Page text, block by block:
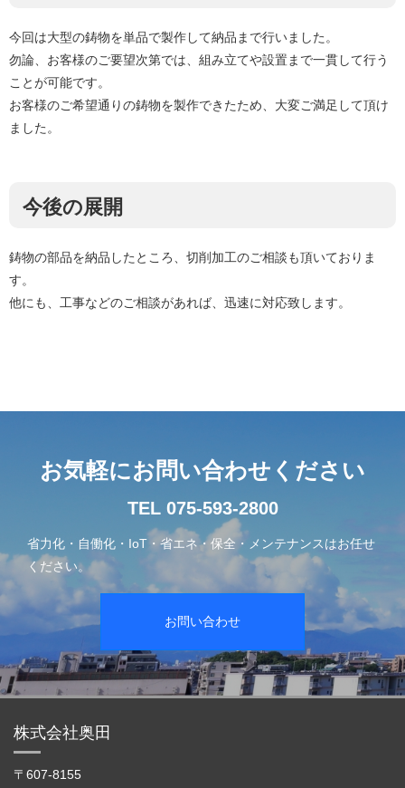
今回は大型の鋳物を単品で製作して納品まで行いました。
勿論、お客様のご要望次第では、組み立てや設置まで一貫して行う
ことが可能です。
お客様のご希望通りの鋳物を製作できたため、大変ご満足して頂け
ました。
今後の展開
鋳物の部品を納品したところ、切削加工のご相談も頂いておりま
す。
他にも、工事などのご相談があれば、迅速に対応致します。
お気軽にお問い合わせください
TEL 075-593-2800
省力化・自働化・IoT・省エネ・保全・メンテナンスはお任せ
ください。
お問い合わせ
株式会社奥田
〒607-8155